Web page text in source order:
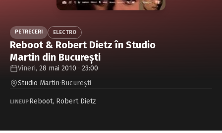
Caută în site...
PETRECERI ELECTRO
Reboot & Robert Dietz în Studio
Martin din Bucureşti
Vineri, 28 mai 2010 · 23:00
Studio Martin·Bucureşti
LINEUPReboot, Robert Dietz